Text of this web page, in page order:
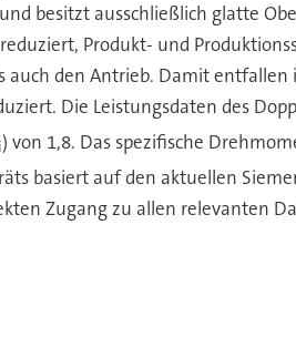
besitzt ausschließlich glatte
Produkt- und
auch den Antrieb. Damit
Die Leistungsdaten des
i) von 1,8. Das spezifische
basiert auf den aktuellen
Zugang zu allen relevanten